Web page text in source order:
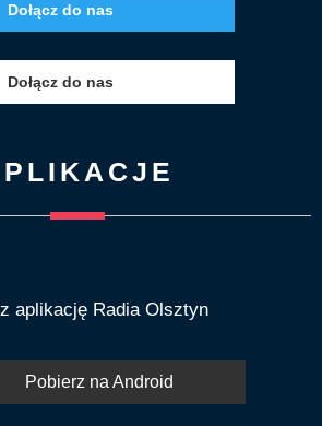
Dołącz do nas
Dołącz do nas
aplikację Radia Olsztyn
Pobierz na Android